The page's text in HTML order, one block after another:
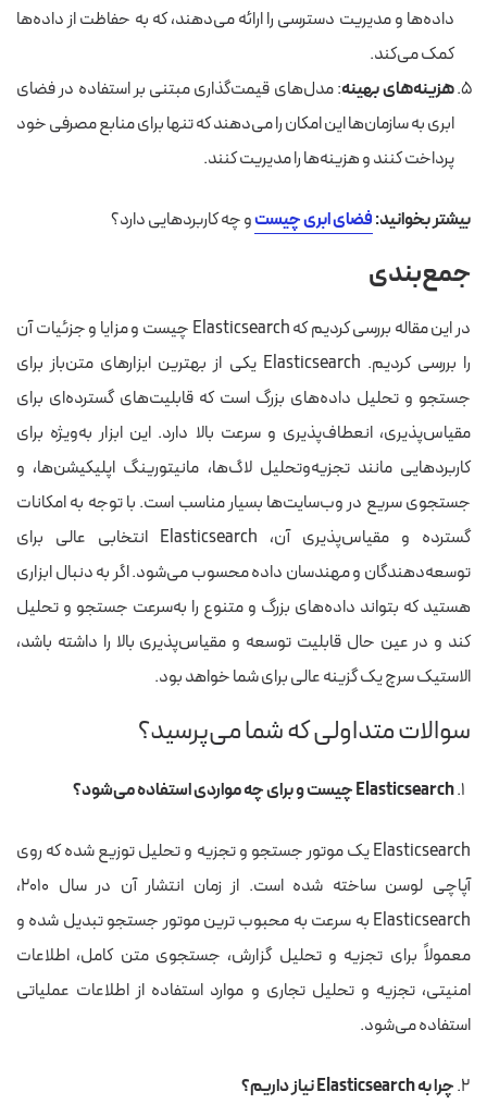
داده‌ها و مدیریت دسترسی را ارائه می‌دهند، که به حفاظت از داده‌ها
کمک می‌کند.
هزینه‌های بهینه: مدل‌های قیمت‌گذاری مبتنی بر استفاده در فضای
ابری به سازمان‌ها این امکان را می‌دهند که تنها برای منابع مصرفی خود
پرداخت کنند و هزینه‌ها را مدیریت کنند.
بیشتر بخوانید:فضای ابری چیستو چه کاربردهایی دارد؟
جمع‌بندی
در این مقاله بررسی کردیم که Elasticsearch چیست و مزایا و جزئیات آن
را بررسی کردیم. Elasticsearch یکی از بهترین ابزارهای متن‌باز برای
جستجو و تحلیل داده‌های بزرگ است که قابلیت‌های گسترده‌ای برای
مقیاس‌پذیری، انعطاف‌پذیری و سرعت بالا دارد. این ابزار به‌ویژه برای
کاربردهایی مانند تجزیه‌وتحلیل لاگ‌ها، مانیتورینگ اپلیکیشن‌ها، و
جستجوی سریع در وب‌سایت‌ها بسیار مناسب است. با توجه به امکانات
گسترده و مقیاس‌پذیری آن، Elasticsearch انتخابی عالی برای
توسعه‌دهندگان و مهندسان داده محسوب می‌شود. اگر به دنبال ابزاری
هستید که بتواند داده‌های بزرگ و متنوع را به‌سرعت جستجو و تحلیل
کند و در عین حال قابلیت توسعه و مقیاس‌پذیری بالا را داشته باشد،
الاستیک سرچ یک گزینه عالی برای شما خواهد بود.
سوالات متداولی که شما می‌پرسید؟
Elasticsearch چیست و برای چه مواردی استفاده می‌شود؟
Elasticsearch یک موتور جستجو و تجزیه و تحلیل توزیع شده که روی
آپاچی لوسن ساخته شده است. از زمان انتشار آن در سال ۲۰۱۰،
Elasticsearch به سرعت به محبوب ترین موتور جستجو تبدیل شده و
معمولاً برای تجزیه و تحلیل گزارش، جستجوی متن کامل، اطلاعات
امنیتی، تجزیه و تحلیل تجاری و موارد استفاده از اطلاعات عملیاتی
استفاده می‌شود.
چرا به Elasticsearch نیاز داریم؟